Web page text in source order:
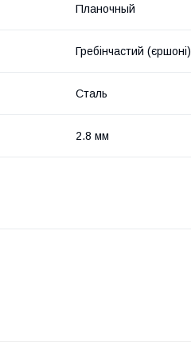
Планочный
Гребінчастий (єршоні)
Сталь
2.8 мм